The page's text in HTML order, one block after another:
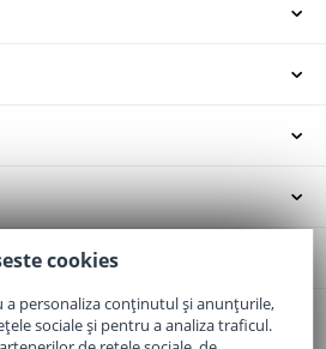
cookies
a personaliza conținutul și anunțurile,
sociale și pentru a analiza traficul.